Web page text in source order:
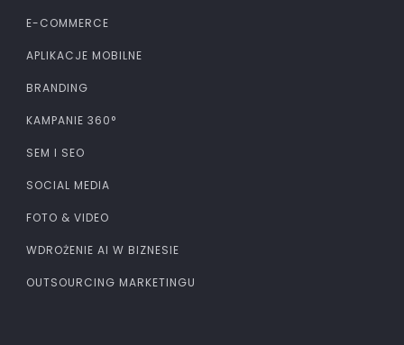
E-COMMERCE
APLIKACJE MOBILNE
BRANDING
KAMPANIE 360°
SEM I SEO
SOCIAL MEDIA
FOTO & VIDEO
WDROŻENIE AI W BIZNESIE
OUTSOURCING MARKETINGU